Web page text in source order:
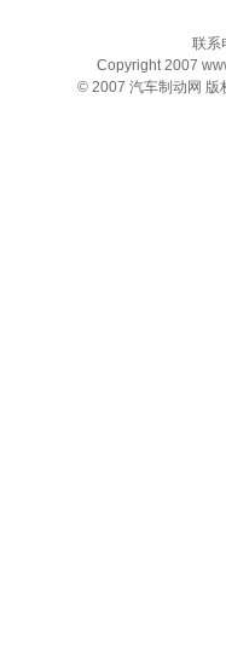
联系
Copyright 2007
© 2007 汽车制动网 版